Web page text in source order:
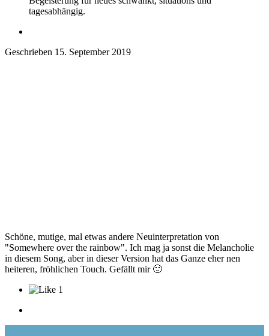
tagesabhängig.
Geschrieben 15. September 2019
Schöne, mutige, mal etwas andere Neuinterpretation von
"Somewhere over the rainbow". Ich mag ja sonst die Melancholie
in diesem Song, aber in dieser Version hat das Ganze eher nen
heiteren, fröhlichen Touch. Gefällt mir 🙂
1